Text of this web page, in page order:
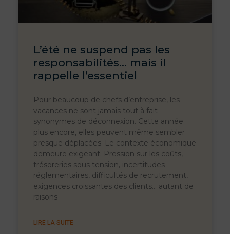
L’été ne suspend pas les
responsabilités… mais il
rappelle l’essentiel
Pour beaucoup de chefs d’entreprise, les
vacances ne sont jamais tout à fait
synonymes de déconnexion. Cette année
plus encore, elles peuvent même sembler
presque déplacées. Le contexte économique
demeure exigeant. Pression sur les coûts,
trésoreries sous tension, incertitudes
réglementaires, difficultés de recrutement,
exigences croissantes des clients… autant de
raisons
LIRE LA SUITE